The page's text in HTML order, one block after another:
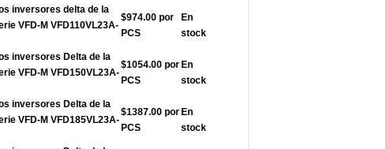
inversores delta de la
VFD-M VFD110VL23A-
$974.00 por
PCS
En
stock
inversores Delta de la
VFD-M VFD150VL23A-
$1054.00 por
PCS
En
stock
inversores Delta de la
VFD-M VFD185VL23A-
$1387.00 por
PCS
En
stock